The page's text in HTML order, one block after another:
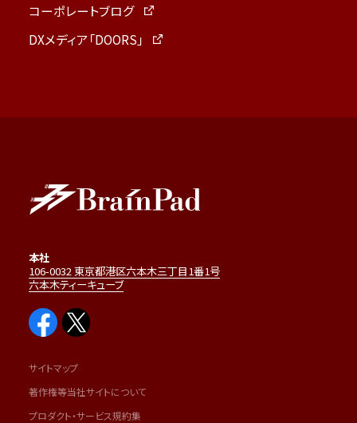
コーポレートブログ
DXメディア「DOORS」
本社
106-0032 東京都港区六本木三丁目1番1号
六本木ティーキューブ
サイトマップ
著作権等当社サイトについて
プロダクト・サービス規約集